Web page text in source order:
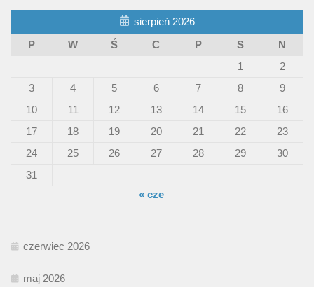
sierpień 2026
P
W Ś C P S
N
1
2
3
4 5 6 7 8
9
10
11 12 13 14 15
16
17
18 19 20 21 22
23
24
25 26 27 28 29
30
31
« cze
czerwiec 2026
maj 2026